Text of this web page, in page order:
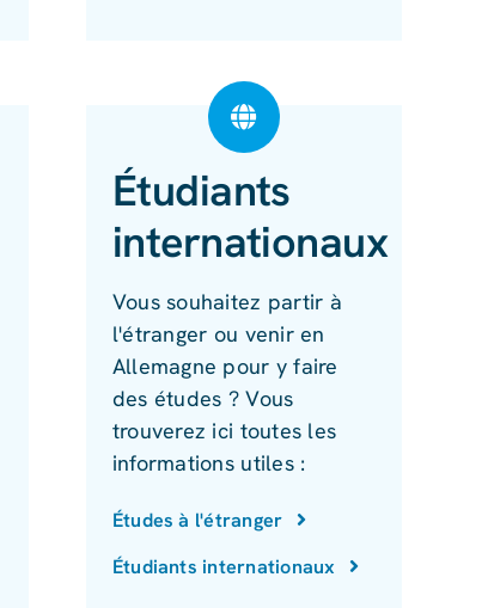
Étudiants
internationaux
Vous souhaitez partir à
l'étranger ou venir en
Allemagne pour y faire
des études ? Vous
trouverez ici toutes les
informations utiles :
Études à l'étranger
Étudiants internationaux